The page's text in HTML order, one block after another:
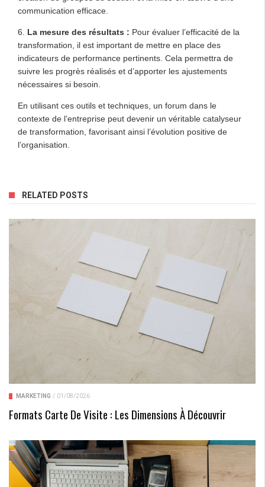
communication efficace.
6. La mesure des résultats : Pour évaluer l’efficacité de la
transformation, il est important de mettre en place des
indicateurs de performance pertinents. Cela permettra de
suivre les progrès réalisés et d’apporter les ajustements
nécessaires si besoin.
En utilisant ces outils et techniques, un forum dans le
contexte de l’entreprise peut devenir un véritable catalyseur
de transformation, favorisant ainsi l’évolution positive de
l’organisation.
RELATED POSTS
MARKETING / 01/08/2026
Formats Carte De Visite : Les Dimensions À Découvrir